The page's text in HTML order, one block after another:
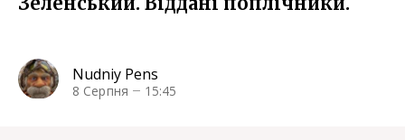
Nudniy Pens
8 Серпня 15:45